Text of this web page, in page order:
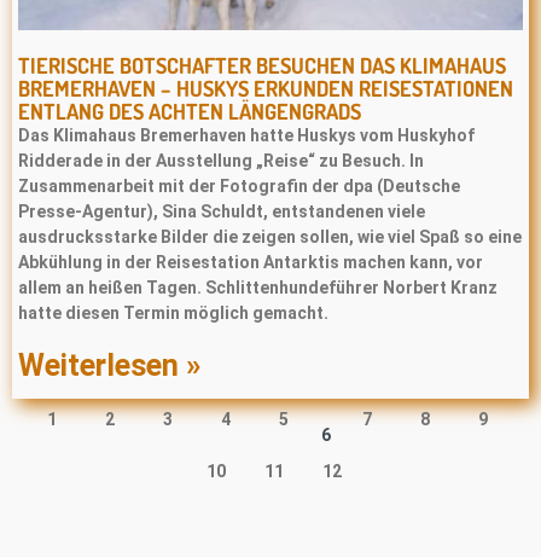
TIERISCHE BOTSCHAFTER BESUCHEN DAS KLIMAHAUS
BREMERHAVEN – HUSKYS ERKUNDEN REISESTATIONEN
ENTLANG DES ACHTEN LÄNGENGRADS
Das Klimahaus Bremerhaven hatte Huskys vom Huskyhof
Ridderade in der Ausstellung „Reise“ zu Besuch. In
Zusammenarbeit mit der Fotografin der dpa (Deutsche
Presse‐Agentur), Sina Schuldt, entstandenen viele
ausdrucksstarke Bilder die zeigen sollen, wie viel Spaß so eine
Abkühlung in der Reisestation Antarktis machen kann, vor
allem an heißen Tagen. Schlittenhundeführer Norbert Kranz
hatte diesen Termin möglich gemacht.
Weiterlesen »
1 2 3 4
5
6
7 8 9
10 11 12